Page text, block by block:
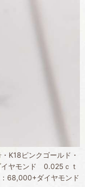
K18ピンクゴールド・
ヤモンド 0.025ｃｔ
：68,000+ダイヤモンド